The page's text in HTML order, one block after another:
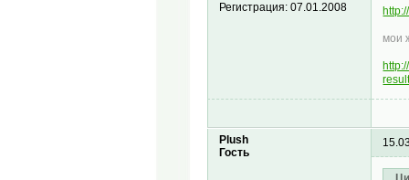
Регистрация:07.01.2008
мои
Plush
Гость